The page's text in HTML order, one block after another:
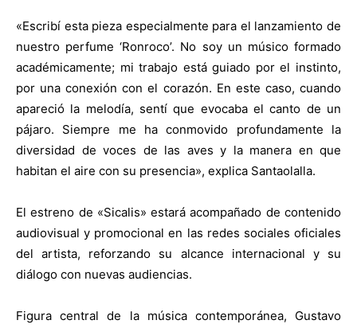
«Escribí esta pieza especialmente para el lanzamiento de
nuestro perfume ‘Ronroco’. No soy un músico formado
académicamente; mi trabajo está guiado por el instinto,
por una conexión con el corazón. En este caso, cuando
apareció la melodía, sentí que evocaba el canto de un
pájaro. Siempre me ha conmovido profundamente la
diversidad de voces de las aves y la manera en que
habitan el aire con su presencia», explica Santaolalla.
El estreno de «Sicalis» estará acompañado de contenido
audiovisual y promocional en las redes sociales oficiales
del artista, reforzando su alcance internacional y su
diálogo con nuevas audiencias.
Figura central de la música contemporánea, Gustavo